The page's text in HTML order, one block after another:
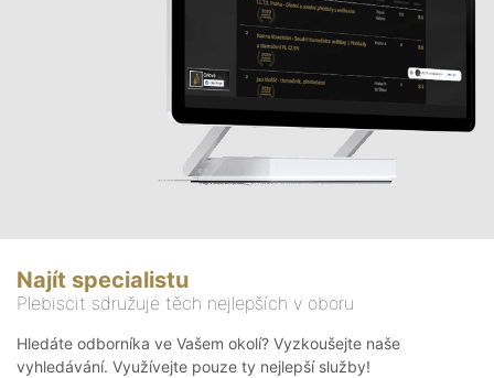
Najít specialistu
Plebiscit sdružuje těch nejlepších v oboru
Hledáte odborníka ve Vašem okolí? Vyzkoušejte naše
vyhledávání. Využívejte pouze ty nejlepší služby!